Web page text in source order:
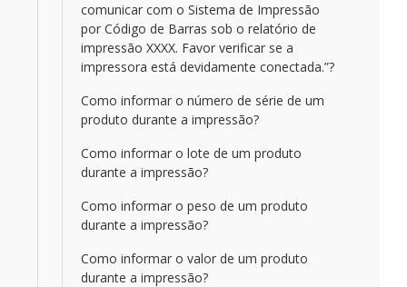
comunicar com o Sistema de Impressão
por Código de Barras sob o relatório de
impressão XXXX. Favor verificar se a
impressora está devidamente conectada.”?
Como informar o número de série de um
produto durante a impressão?
Como informar o lote de um produto
durante a impressão?
Como informar o peso de um produto
durante a impressão?
Como informar o valor de um produto
durante a impressão?